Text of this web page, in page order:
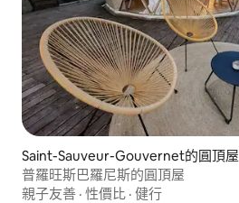
Saint-Sauveur-Gouvernet的圓頂屋
普羅旺斯巴羅尼斯的圓頂屋
親子友善 · 性價比 · 健行